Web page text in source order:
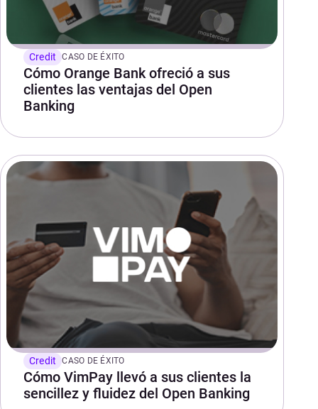
Credit CASO DE ÉXITO
Cómo Orange Bank ofreció a sus
clientes las ventajas del Open
Banking
Credit CASO DE ÉXITO
Cómo VimPay llevó a sus clientes la
sencillez y fluidez del Open Banking